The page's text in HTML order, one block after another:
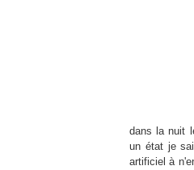
dans la nuit
un état je
artificiel à